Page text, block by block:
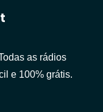
as rádios
e 100% grátis.